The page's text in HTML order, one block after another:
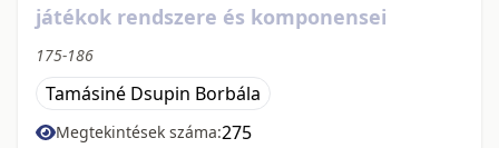
játékok rendszere és komponensei
175-186
Tamásiné Dsupin Borbála
Megtekintések száma:275